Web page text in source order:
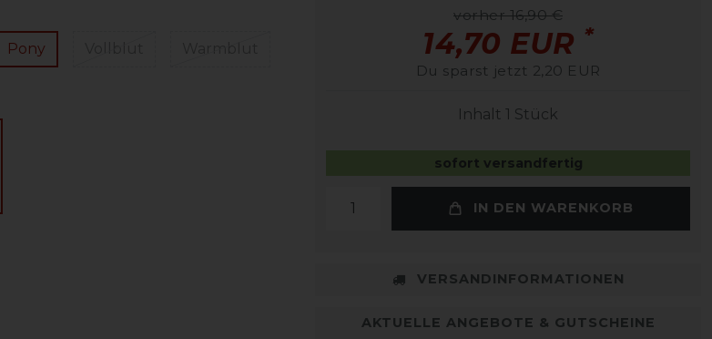
Pony
vorher 16,90 €
14,70 EUR *
Du sparst jetzt 2,20 EUR
Inhalt 1 Stück
sofort versandfertig
IN DEN WARENKORB
VERSANDINFORMATIONEN
AKTUELLE ANGEBOTE & GUTSCHEINE